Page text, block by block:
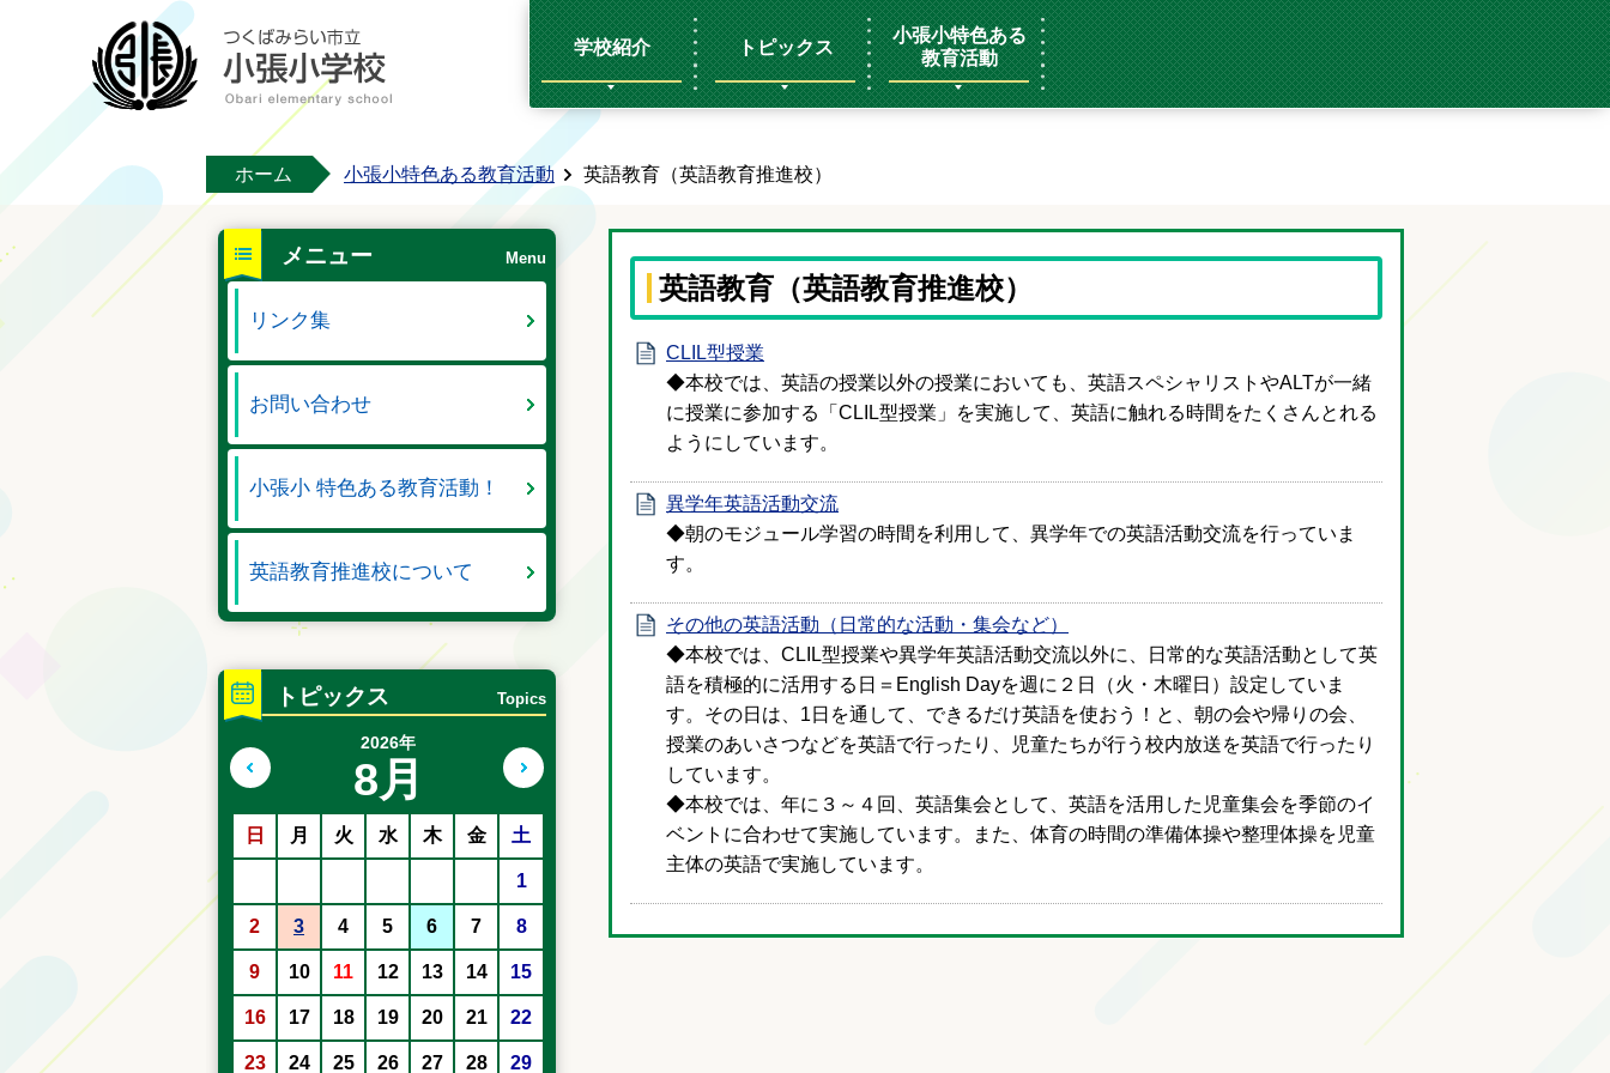
学校紹介 トピックス
小張小特色ある
教育活動
ホーム 小張小特色ある教育活動 英語教育（英語教育推進校）
英語教育（英語教育推進校）
CLIL型授業
◆本校では、英語の授業以外の授業においても、英語スペシャリストやALTが一緒
に授業に参加する「CLIL型授業」を実施して、英語に触れる時間をたくさんとれる
ようにしています。
異学年英語活動交流
◆朝のモジュール学習の時間を利用して、異学年での英語活動交流を行っていま
す。
その他の英語活動（日常的な活動・集会など）
◆本校では、CLIL型授業や異学年英語活動交流以外に、日常的な英語活動として英
語を積極的に活用する日＝English Dayを週に２日（火・木曜日）設定していま
す。その日は、1日を通して、できるだけ英語を使おう！と、朝の会や帰りの会、
授業のあいさつなどを英語で行ったり、児童たちが行う校内放送を英語で行ったり
しています。
◆本校では、年に３～４回、英語集会として、英語を活用した児童集会を季節のイ
ベントに合わせて実施しています。また、体育の時間の準備体操や整理体操を児童
主体の英語で実施しています。
メニュー Menu
リンク集
お問い合わせ
小張小 特色ある教育活動！
英語教育推進校について
トピックス Topics
2026年
8月
日 月 火 水 木 金 土
1
2 3 4 5 6 7 8
9 10 11 12 13 14 15
16 17 18 19 20 21 22
23 24 25 26 27 28 29
前の月へ 次の月へ